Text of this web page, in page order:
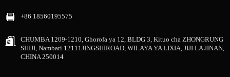
+86 18560195575
CHUMBA 1209-1210, Ghorofa ya 12, BLDG 3, Kituo cha ZHONGRUNG
SHIJI, Nambari 12111JINGSHIROAD, WILAYA YA LIXIA, JIJI LA JINAN,
CHINA 250014